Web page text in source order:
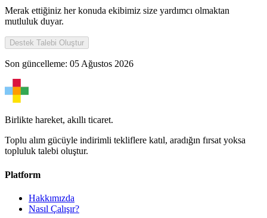
Merak ettiğiniz her konuda ekibimiz size yardımcı olmaktan
mutluluk duyar.
Destek Talebi Oluştur
Son güncelleme: 05 Ağustos 2026
Birlikte hareket, akıllı ticaret.
Toplu alım gücüyle indirimli tekliflere katıl, aradığın fırsat yoksa
topluluk talebi oluştur.
Platform
Hakkımızda
Nasıl Çalışır?